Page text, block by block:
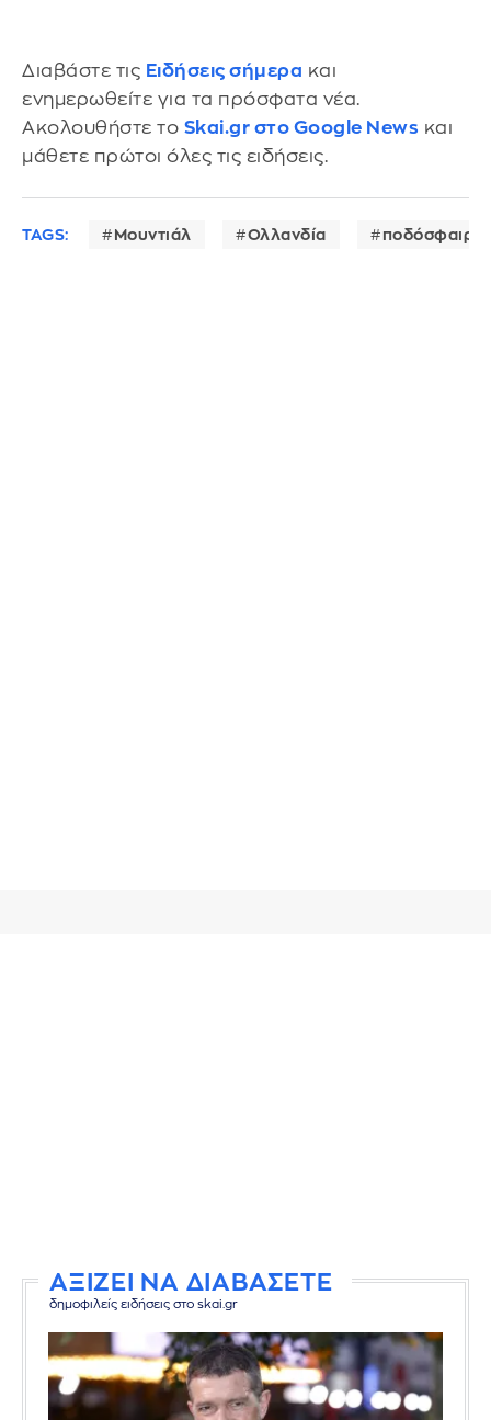
Διαβάστε τις Ειδήσεις σήμερα και
ενημερωθείτε για τα πρόσφατα νέα.
Ακολουθήστε το Skai.gr στο Google News και
μάθετε πρώτοι όλες τις ειδήσεις.
TAGS: Μουντιάλ Ολλανδία ποδόσφαιρο
ΑΞΙΖΕΙ ΝΑ ΔΙΑΒΑΣΕΤΕ
δημοφιλείς ειδήσεις στο skai.gr